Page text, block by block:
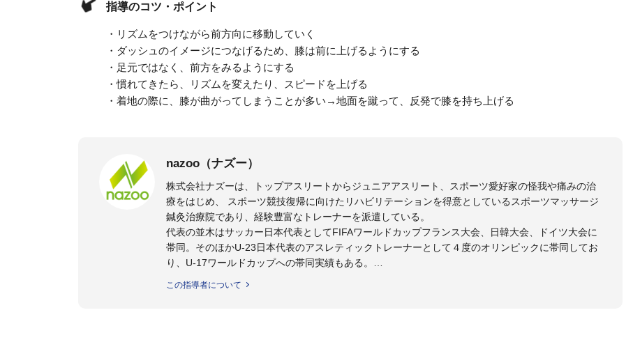
指導のコツ・ポイント
・リズムをつけながら前方向に移動していく
・ダッシュのイメージにつなげるため、膝は前に上げるようにする
・足元ではなく、前方をみるようにする
・慣れてきたら、リズムを変えたり、スピードを上げる
・着地の際に、膝が曲がってしまうことが多い→地面を蹴って、反発で膝を持ち上げる
nazoo（ナズー）
株式会社ナズーは、トップアスリートからジュニアアスリート、スポーツ愛好家の怪我や痛みの治
療をはじめ、 スポーツ競技復帰に向けたリハビリテーションを得意としているスポーツマッサージ
鍼灸治療院であり、経験豊富なトレーナーを派遣している。
代表の並木はサッカー日本代表としてFIFAワールドカップフランス大会、日韓大会、ドイツ大会に
帯同。そのほかU-23日本代表のアスレティックトレーナーとして４度のオリンピックに帯同してお
り、U-17ワールドカップへの帯同実績もある。
この指導者について